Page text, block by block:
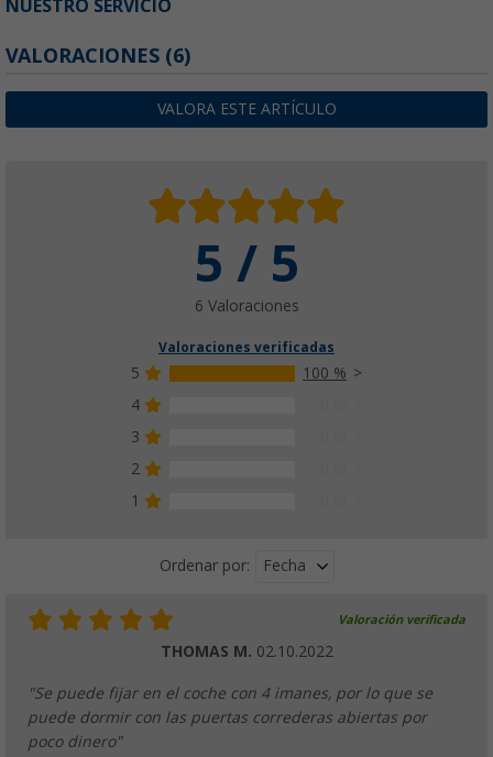
NUESTRO SERVICIO
VALORACIONES (6)
VALORA ESTE ARTÍCULO
5 / 5
6 Valoraciones
Valoraciones verificadas
5
100 %
4
3
2
1
Ordenar por: Fecha
Valoración verificada
THOMAS M. 02.10.2022
"Se puede fijar en el coche con 4 imanes, por lo que se
puede dormir con las puertas correderas abiertas por
poco dinero"